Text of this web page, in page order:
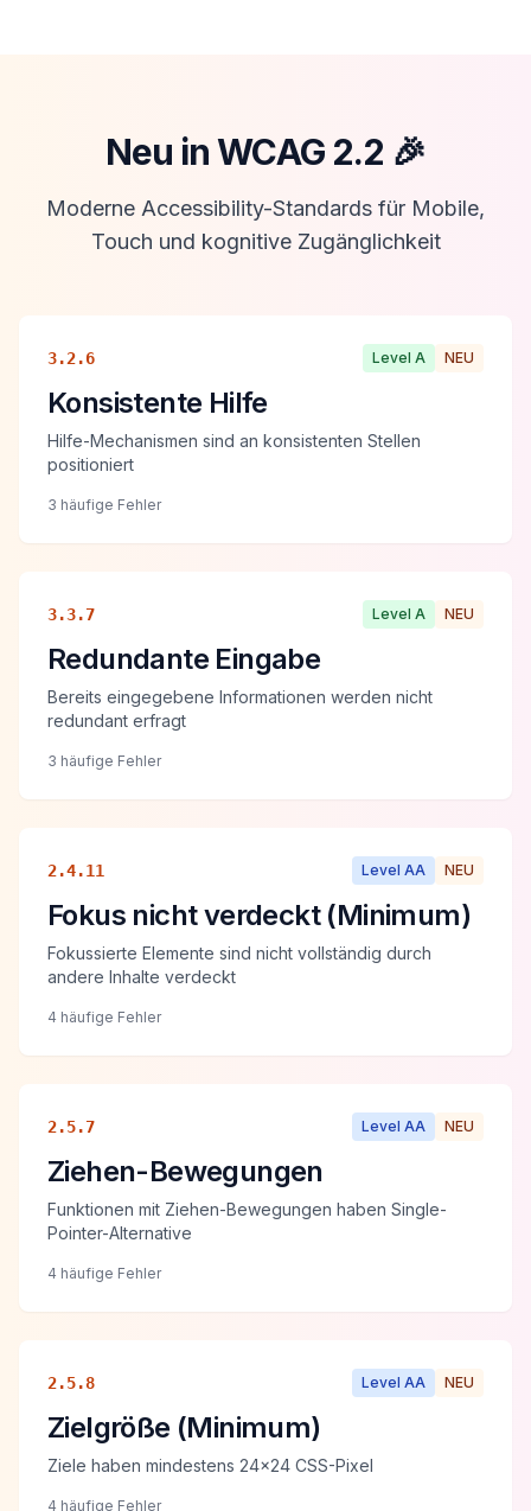
Neu in WCAG 2.2 🎉
Moderne Accessibility-Standards für Mobile,
Touch und kognitive Zugänglichkeit
3.2.6 Level A NEU
Konsistente Hilfe
Hilfe-Mechanismen sind an konsistenten Stellen
positioniert
3 häufige Fehler
3.3.7 Level A NEU
Redundante Eingabe
Bereits eingegebene Informationen werden nicht
redundant erfragt
3 häufige Fehler
2.4.11 Level AA NEU
Fokus nicht verdeckt (Minimum)
Fokussierte Elemente sind nicht vollständig durch
andere Inhalte verdeckt
4 häufige Fehler
2.5.7 Level AA NEU
Ziehen-Bewegungen
Funktionen mit Ziehen-Bewegungen haben Single-
Pointer-Alternative
4 häufige Fehler
2.5.8 Level AA NEU
Zielgröße (Minimum)
Ziele haben mindestens 24x24 CSS-Pixel
4 häufige Fehler